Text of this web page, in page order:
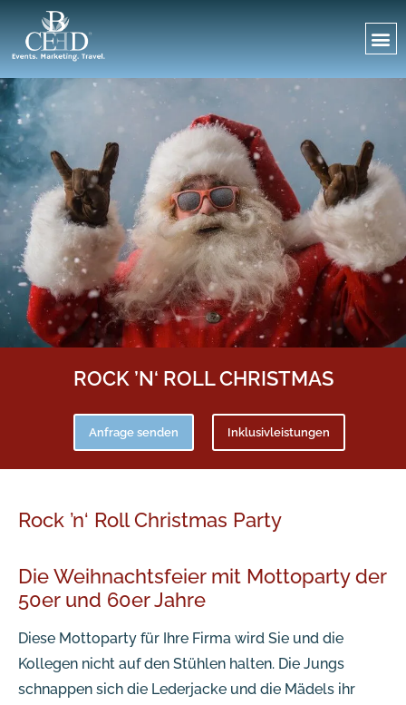
ROCK ’N‘ ROLL CHRISTMAS
Anfrage senden Inklusivleistungen
Rock ’n‘ Roll Christmas Party
Die Weihnachtsfeier mit Mottoparty der
50er und 60er Jahre
Diese Mottoparty für Ihre Firma wird Sie und die
Kollegen nicht auf den Stühlen halten. Die Jungs
schnappen sich die Lederjacke und die Mädels ihr